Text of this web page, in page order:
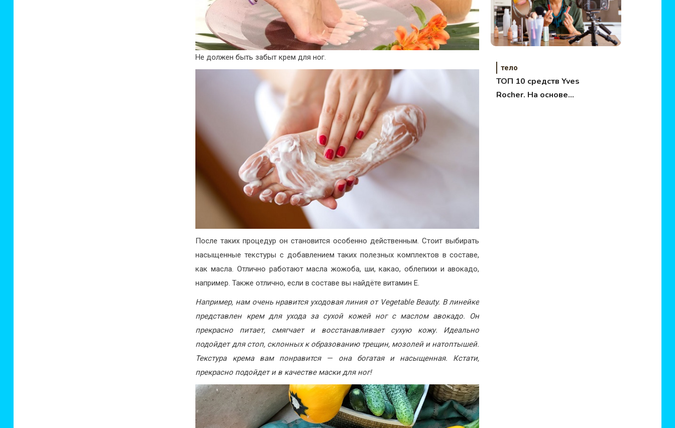
Не должен быть забыт крем для ног.
После таких процедур он становится особенно действенным. Стоит выбирать
насыщенные текстуры с добавлением таких полезных комплектов в составе,
как масла. Отлично работают масла жожоба, ши, какао, облепихи и авокадо,
например. Также отлично, если в составе вы найдёте витамин Е.
Например, нам очень нравится уходовая линия от Vegetable Beauty. В линейке
представлен крем для ухода за сухой кожей ног с маслом авокадо. Он
прекрасно питает, смягчает и восстанавливает сухую кожу. Идеально
подойдет для стоп, склонных к образованию трещин, мозолей и натоптышей.
Текстура крема вам понравится — она богатая и насыщенная. Кстати,
прекрасно подойдет и в качестве маски для ног!
тело
ТОП 10 средств Yves
Rocher. На основе